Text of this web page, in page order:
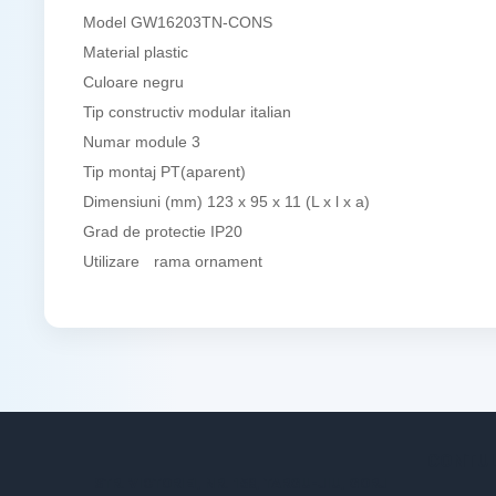
ModelGW16203TN-CONS
Material plastic
Culoare negru
Tip constructiv modular italian
Numar module3
Tip montaj PT(aparent)
Dimensiuni (mm) 123 x 95 x 11 (L x l x a)
Grad de protectie IP20
Utilizare
rama ornament